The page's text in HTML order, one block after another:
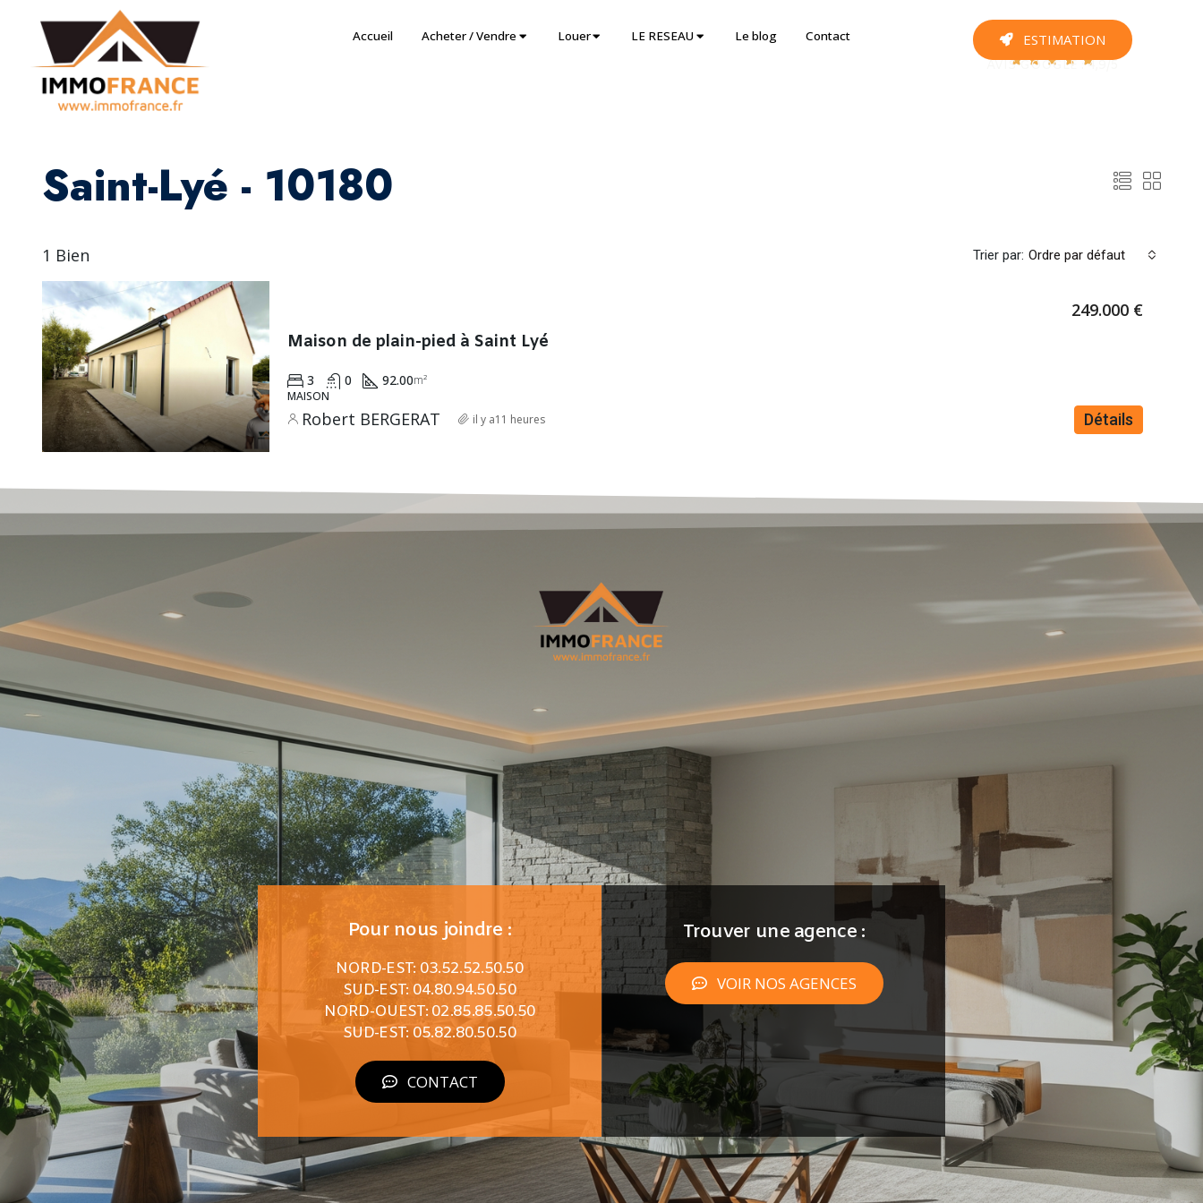
Accueil Acheter / Vendre Louer LE RESEAU Le blog Contact ESTIMATION
    
AVIS GOOGLE : 4,9/5
Saint-Lyé - 10180
1 Bien Trier par: Ordre par défaut
Maison de plain-pied à Saint Lyé
249.000 €
3 0 92.00m²
MAISON
Détails
Robert BERGERAT il y a11 heures
Pour nous joindre :
NORD-EST: 03.52.52.50.50
SUD-EST: 04.80.94.50.50
NORD-OUEST: 02.85.85.50.50
SUD-EST: 05.82.80.50.50
CONTACT
Trouver une agence :
VOIR NOS AGENCES